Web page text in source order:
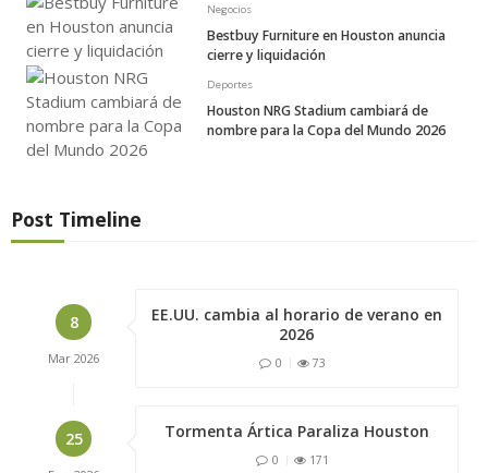
Negocios
Bestbuy Furniture en Houston anuncia
cierre y liquidación
Deportes
Houston NRG Stadium cambiará de
nombre para la Copa del Mundo 2026
Post Timeline
8
Mar 2026
EE.UU. cambia al horario de verano en
2026
0 73
25 Tormenta Ártica Paraliza Houston
0 171